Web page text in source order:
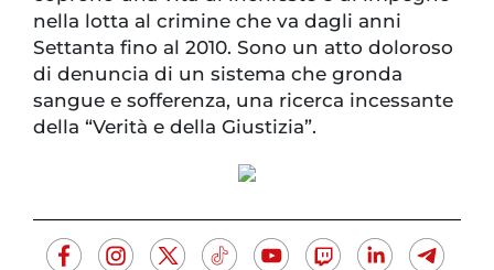
nella lotta al crimine che va dagli anni
Settanta fino al 2010. Sono un atto doloroso
di denuncia di un sistema che gronda
sangue e sofferenza, una ricerca incessante
della “Verità e della Giustizia”.